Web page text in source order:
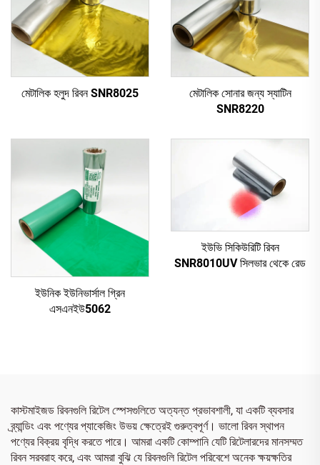
মেটালিক হলুদ রিবন SNR8025
মেটালিক সোনার জন্য স্যাটিন
SNR8220
ইউনিক ইউনিভার্সাল গ্রিন
এসএনইউ5062
ইউভি সিকিউরিটি রিবন
SNR8010UV সিলভার থেকে রেড
কাস্টমাইজড রিবনগুলি রিটেল স্পেসগুলিতে অত্যন্ত প্রভাবশালী, যা একটি ব্যবসার
ব্র্যান্ডিং এবং পণ্যের প্যাকেজিং উভয় ক্ষেত্রেই গুরুত্বপূর্ণ। ভালো রিবন স্থাপন
পণ্যের বিক্রয় বৃদ্ধি করতে পারে। আমরা একটি কোম্পানি যেটি রিটেলারদের মানসম্মত
রিবন সরবরাহ করে, এবং আমরা বুঝি যে রিবনগুলি রিটেল পরিবেশে অনেক ক্ষয়ক্ষতির